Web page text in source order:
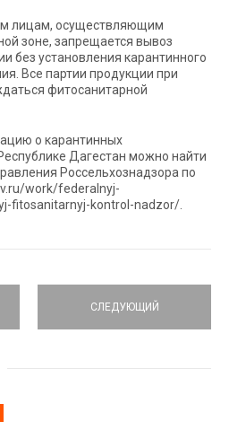
лицам, осуществляющим
зоне, запрещается вывоз
без установления карантинного
Все партии продукции при
фитосанитарной
о карантинных
Дагестан можно найти
Россельхознадзора по
work/federalnyj-
fitosanitarnyj-kontrol-nadzor/.
СЛЕДУЮЩИЙ